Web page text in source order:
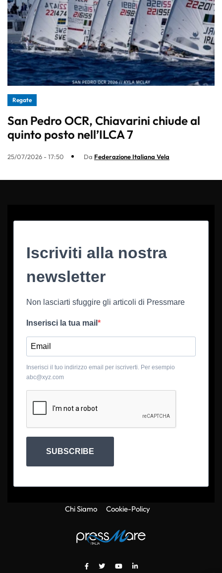
Regate
San Pedro OCR, Chiavarini chiude al
quinto posto nell’ILCA 7
25/07/2026 - 17:50 Da Federazione Italiana Vela
Iscriviti alla nostra
newsletter
Non lasciarti sfuggire gli articoli di Pressmare
Inserisci la tua mail
Inserisci il tuo indirizzo email per iscriverti. Per esempio
abc@xyz.com
SUBSCRIBE
Chi Siamo Cookie-Policy